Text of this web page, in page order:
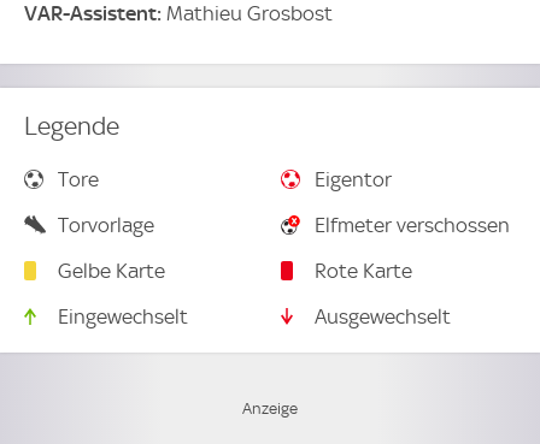
VAR-Assistent: Mathieu Grosbost
Legende
Tore
Eigentor
Torvorlage
Elfmeter verschossen
Gelbe Karte
Rote Karte
Eingewechselt
Ausgewechselt